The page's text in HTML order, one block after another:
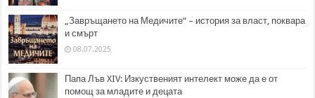
„Завръщането на Медичите“ – история за власт, поквара
и смърт
08.07.2025
Папа Лъв XIV: Изкуственият интелект може да е от
помощ за младите и децата